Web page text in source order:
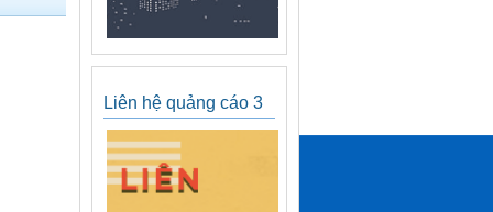
Liên hệ quảng cáo 3